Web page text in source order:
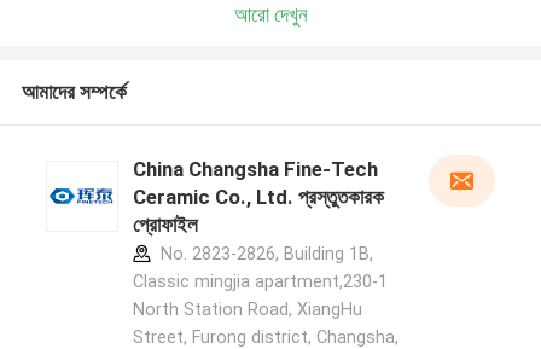
আরো দেখুন
আমাদের সম্পর্কে
China Changsha Fine-Tech
Ceramic Co., Ltd. প্রস্তুতকারক
প্রোফাইল
No. 2823-2826, Building 1B,
Classic mingjia apartment,230-1
North Station Road, XiangHu
Street, Furong district, Changsha,